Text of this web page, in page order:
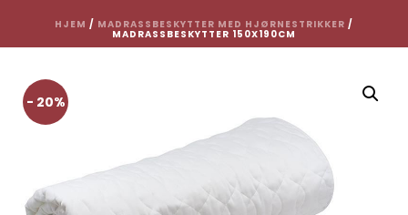
HJEM / MADRASSBESKYTTER MED HJØRNESTRIKKER /
MADRASSBESKYTTER 150X190CM
- 20%